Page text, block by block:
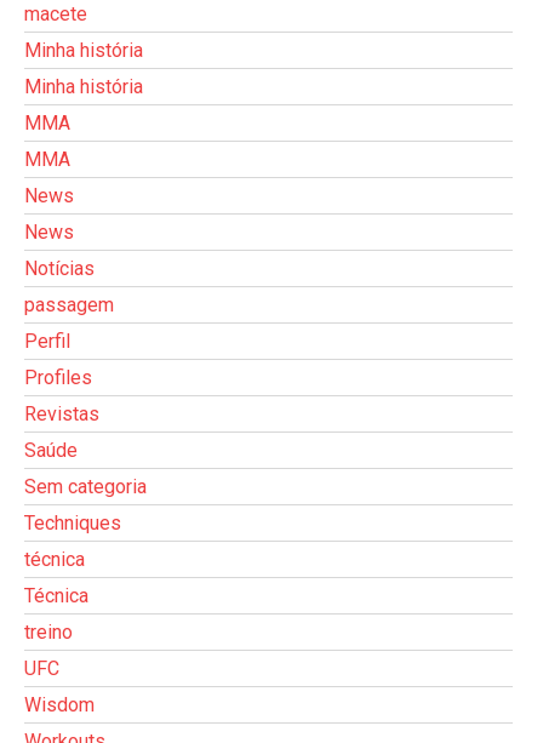
macete
Minha história
Minha história
MMA
MMA
News
News
Notícias
passagem
Perfil
Profiles
Revistas
Saúde
Sem categoria
Techniques
técnica
Técnica
treino
UFC
Wisdom